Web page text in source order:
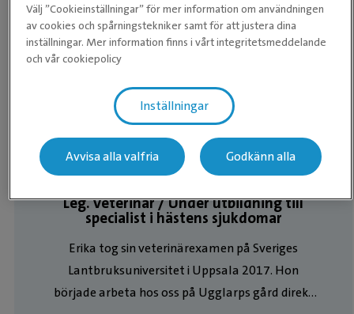
KLINIKCHEF
Erika Olefalk
Leg. Veterinär / Under utbildning till
specialist i hästens sjukdomar
Erika tog sin veterinärexamen på Sveriges
Lantbruksuniversitet i Uppsala 2017. Hon
började arbeta hos oss på Ugglarps gård direkt
Välj ”Cookieinställningar” för mer information om användningen
av cookies och spårningstekniker samt för att justera dina
inställningar. Mer information finns i vårt integritetsmeddelande
och vår cookiepolicy
Inställningar
Avvisa alla valfria Godkänn alla